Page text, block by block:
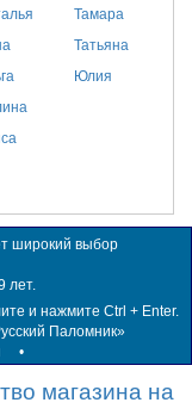
Тамара
Татьяна
Юлия
широкий выбор
лет.
и нажмите Ctrl + Enter.
Паломник»
•